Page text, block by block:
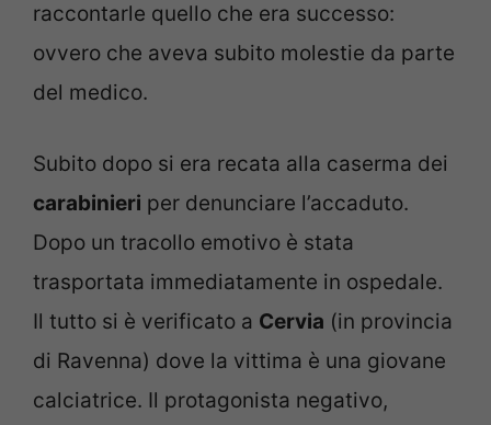
raccontarle quello che era successo:
ovvero che aveva subito molestie da parte
del medico.
Subito dopo si era recata alla caserma dei
carabinieri per denunciare l’accaduto.
Dopo un tracollo emotivo è stata
trasportata immediatamente in ospedale.
Il tutto si è verificato a Cervia (in provincia
di Ravenna) dove la vittima è una giovane
calciatrice. Il protagonista negativo,